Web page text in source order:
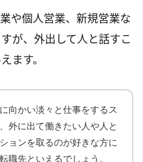
や個人営業、新規営業な
が、外出して人と話すこ
ます。
向かい淡々と仕事をするス
外に出て働きたい人や人と
ョンを取るのが好きな方に
職先といえるでしょう。